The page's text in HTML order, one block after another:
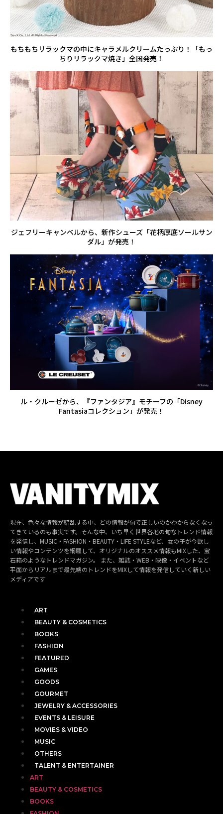
もちもちリラックマの中にキャラメルクリームたっぷり！「もっ
ちりリラックマ焼き」全国発売！
ジェフリーキャンベルから、新作シューズ「花柄厚底ソールサン
ダル」が発売！
ル・クルーゼから、『ファンタジア』モチーフの「Disney
Fantasiaコレクション」が発売！
現在、色々な情報が錯乱する中、どの情報が旬で正しいのかわからなくなっ
てきているのも事実です。そんな中、いち早く世界各地の旬なトレンド情報
を発信し、MUSIC・FASHION・BEAUTY・LIFE STYLEなど、女の子が今欲し
い情報やコンテンツを網羅して、オリジナルのオススメ情報もMIXした、宝
石箱のようなトレンドマガジン。 また、雑誌・WEB・映像・イベントなど
平面からリアルまで最先端のトレンドをMIXして情報を発信していく新しい
メディアです
ART
BEAUTY & COSMETICS
BOOKS
FASHION
FEATURED
GAMES
GOODS
GOURMET
JEWELRY & ACCESSORIES
EVENTS & LEISURE
MOVIES & VIDEO
MUSIC
OTHERS
TALENT & ENTERTAINER
ART
BEAUTY & COSMETICS
BOOKS